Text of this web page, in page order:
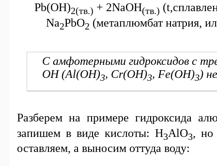
Pb(OH)2(тв.) + 2NaOH(тв.) (t
Na2PbO2 (метаплюмбат натрия,
С амфотерными гидроксидов с
OH(Al(OH)3, Cr(OH)3, Fe(OH)3)
Разберем на примере гидроксида
запишем в виде кислоты: H3AlO3, но
оставляем, а выносим оттуда воду: